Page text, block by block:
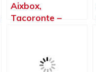
Aixbox,
Tacoronte –